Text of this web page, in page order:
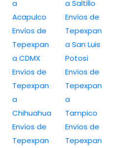
a
Acapulco
Envíos de
Tepexpan
a CDMX
Envíos de
Tepexpan
a
Chihuahua
Envíos de
Tepexpan
a Saltillo
Envíos de
Tepexpan
a San Luis
Potosi
Envíos de
Tepexpan
a
Tampico
Envíos de
Tepexpan